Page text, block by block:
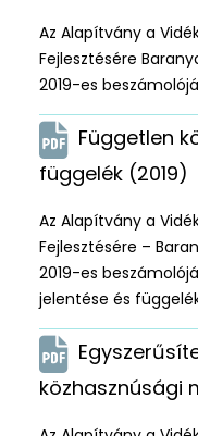
Az Alapítvány a
Fejlesztésére
2019-es
Független
függelék (2019)
Az Alapítvány a
Fejlesztésére –
2019-es
jelentése és
közhasznúsági